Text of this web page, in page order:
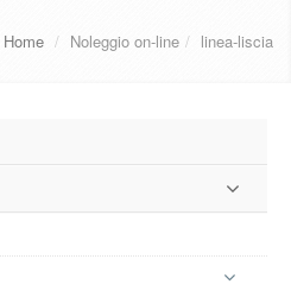
Home / Noleggio on-line / linea-liscia